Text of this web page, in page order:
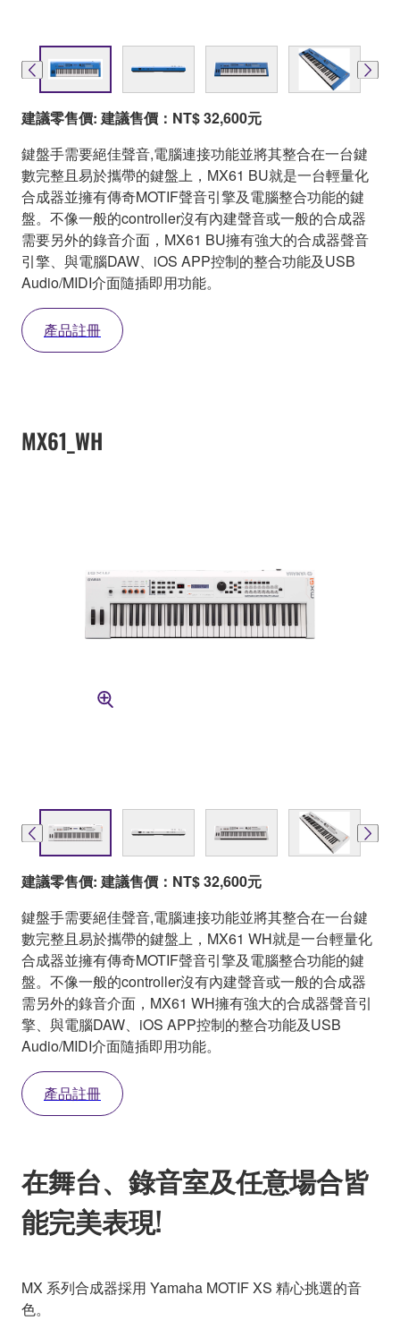
建議零售價: 建議售價：NT$ 32,600元
鍵盤手需要絕佳聲音,電腦連接功能並將其整合在一台鍵
數完整且易於攜帶的鍵盤上，MX61 BU就是一台輕量化
合成器並擁有傳奇MOTIF聲音引擎及電腦整合功能的鍵
盤。不像一般的controller沒有內建聲音或一般的合成器
需要另外的錄音介面，MX61 BU擁有強大的合成器聲音
引擎、與電腦DAW、iOS APP控制的整合功能及USB
Audio/MIDI介面隨插即用功能。
產品註冊
MX61_WH
建議零售價: 建議售價：NT$ 32,600元
鍵盤手需要絕佳聲音,電腦連接功能並將其整合在一台鍵
數完整且易於攜帶的鍵盤上，MX61 WH就是一台輕量化
合成器並擁有傳奇MOTIF聲音引擎及電腦整合功能的鍵
盤。不像一般的controller沒有內建聲音或一般的合成器
需另外的錄音介面，MX61 WH擁有強大的合成器聲音引
擎、與電腦DAW、iOS APP控制的整合功能及USB
Audio/MIDI介面隨插即用功能。
產品註冊
在舞台、錄音室及任意場合皆
能完美表現!
MX 系列合成器採用 Yamaha MOTIF XS 精心挑選的音
色。